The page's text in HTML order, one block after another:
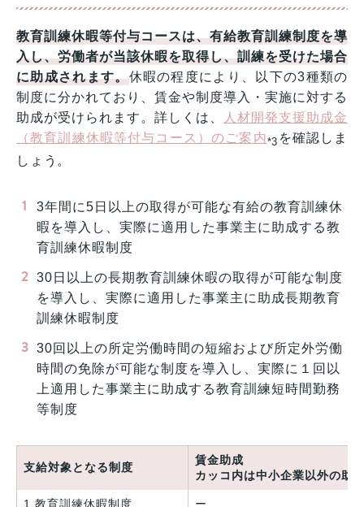
教育訓練休暇等付与コースは、有給教育訓練制度を導
入し、労働者が当該休暇を取得し、訓練を受けた場合
に助成されます。休暇の程度により、以下の3種類の
制度に分かれており、賃金や制度導入・実施に対する
助成が受けられます。詳しくは、
人材開発支援助成金
（教育訓練休暇等付与コース）のご案内*3 を確認しま
しょう。
3年間に5日以上の取得が可能な有給の教育訓練休
暇を導入し、実際に適用した事業主に助成する教
育訓練休暇制度
30日以上の長期教育訓練休暇の取得が可能な制度
を導入し、実際に適用した事業主に助成長期教育
訓練休暇制度
30回以上の所定労働時間の短縮および所定外労働
時間の免除が可能な制度を導入し、実際に１回以
上適用した事業主に助成する教育訓練短時間勤務
等制度
支給対象となる制度
賃金助成
カッコ内は中小企業以外の助
1.教育訓練休暇制度 ー